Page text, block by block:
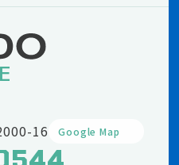
16
Google Map